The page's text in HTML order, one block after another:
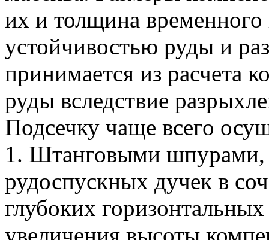
их и толщина временного
устойчивостью руды и
принимается из расчета
руды вследствие
Подсечку чаще всего
1. Штанговыми шпурами,
рудоспускных дучек в
глубоких
увеличения высоты